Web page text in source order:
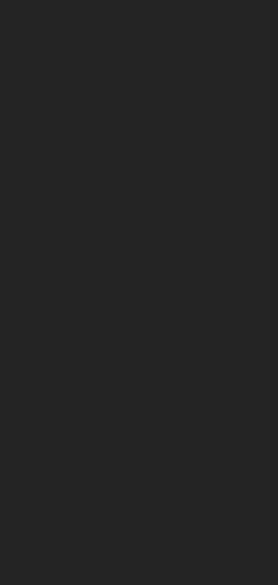
RP satın al, Ucuz Rp satın al,
için oyun
önemli bir unsurdur.
aracılığıyla, oyuncuların
olanak tanır. RP